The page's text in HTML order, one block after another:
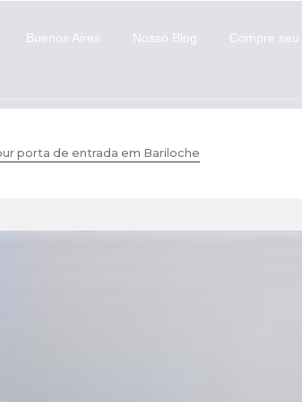
Buenos Aires Nosso Blog Compre seu
porta de entrada em Bariloche